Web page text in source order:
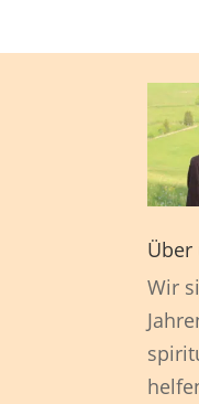
Über
Wir